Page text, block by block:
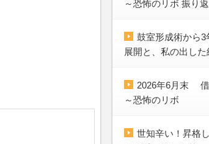
～恐怖のリボ 振り
鼓室形成術から3
展開と、私の出した
2026年6月末
～恐怖のリボ
世知辛い！昇格